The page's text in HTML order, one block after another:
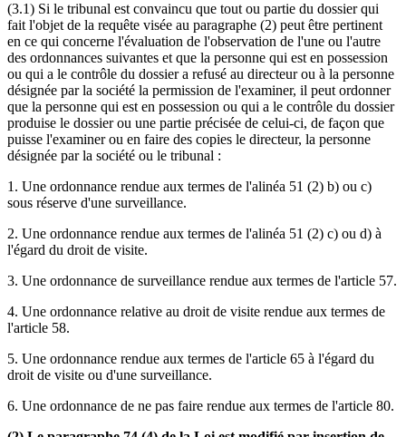
(3.1) Si le tribunal est convaincu que tout ou partie du dossier qui
fait l'objet de la requête visée au paragraphe (2) peut être pertinent
en ce qui concerne l'évaluation de l'observation de l'une ou l'autre
des ordonnances suivantes et que la personne qui est en possession
ou qui a le contrôle du dossier a refusé au directeur ou à la personne
désignée par la société la permission de l'examiner, il peut ordonner
que la personne qui est en possession ou qui a le contrôle du dossier
produise le dossier ou une partie précisée de celui-ci, de façon que
puisse l'examiner ou en faire des copies le directeur, la personne
désignée par la société ou le tribunal :
1. Une ordonnance rendue aux termes de l'alinéa 51 (2) b) ou c)
sous réserve d'une surveillance.
2. Une ordonnance rendue aux termes de l'alinéa 51 (2) c) ou d) à
l'égard du droit de visite.
3. Une ordonnance de surveillance rendue aux termes de l'article 57.
4. Une ordonnance relative au droit de visite rendue aux termes de
l'article 58.
5. Une ordonnance rendue aux termes de l'article 65 à l'égard du
droit de visite ou d'une surveillance.
6. Une ordonnance de ne pas faire rendue aux termes de l'article 80.